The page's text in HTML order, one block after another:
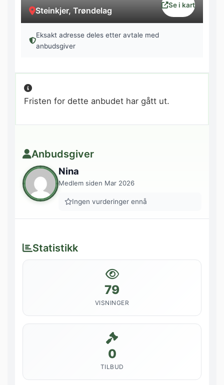
Steinkjer, Trøndelag
Se i kart
Eksakt adresse deles etter avtale med
anbudsgiver
Fristen for dette anbudet har gått ut.
Anbudsgiver
Nina
Medlem siden Mar 2026
Ingen vurderinger ennå
Statistikk
79
VISNINGER
0
TILBUD